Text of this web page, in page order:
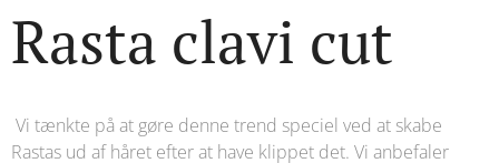
Rasta clavi cut
Vi tænkte på at gøre denne trend speciel ved at skabe
Rastas ud af håret efter at have klippet det. Vi anbefaler